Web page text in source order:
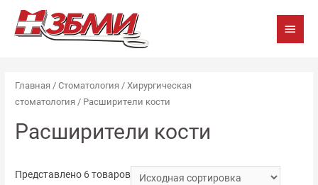
Главная /Стоматология /Хирургическая
стоматология / Расширители кости
Расширители кости
Представлено 6 товаров